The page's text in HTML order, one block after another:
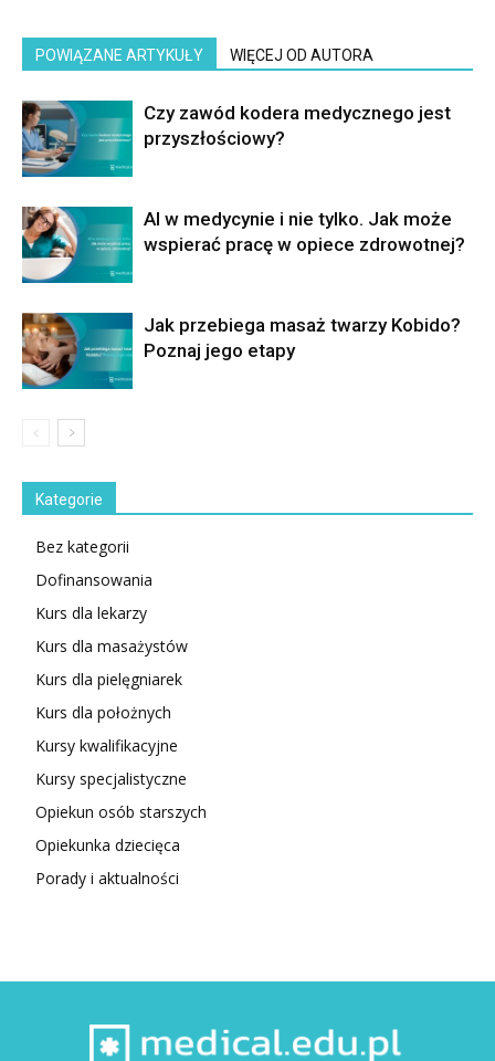
POWIĄZANE ARTYKUŁY WIĘCEJ OD AUTORA
Czy zawód kodera medycznego jest
przyszłościowy?
AI w medycynie i nie tylko. Jak może
wspierać pracę w opiece zdrowotnej?
Jak przebiega masaż twarzy Kobido?
Poznaj jego etapy
Kategorie
Bez kategorii
Dofinansowania
Kurs dla lekarzy
Kurs dla masażystów
Kurs dla pielęgniarek
Kurs dla położnych
Kursy kwalifikacyjne
Kursy specjalistyczne
Opiekun osób starszych
Opiekunka dziecięca
Porady i aktualności